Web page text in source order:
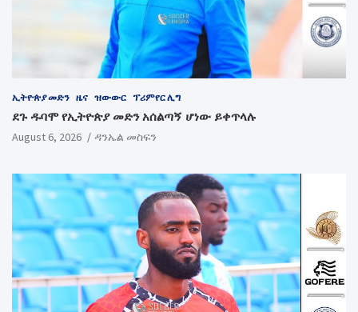
ኢትዮጵያ መድን ዜና ዝውውር ፕሪምየር ሊግ
ደጉ ዱባሞ የኢትዮጵያ መድን አሰልጣኝ ሆነው ይቀጥላሉ
August 6, 2026 ዳንኤል መስፍን